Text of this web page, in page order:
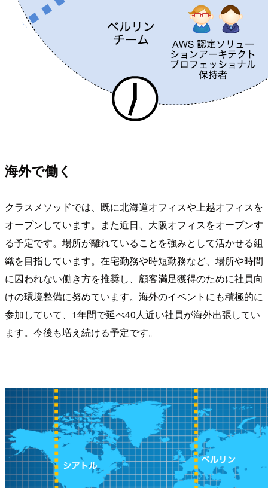
海外で働く
クラスメソッドでは、既に北海道オフィスや上越オフィスを
オープンしています。また近日、大阪オフィスをオープンす
る予定です。場所が離れていることを強みとして活かせる組
織を目指しています。在宅勤務や時短勤務など、場所や時間
に囚われない働き方を推奨し、顧客満足獲得のために社員向
けの環境整備に努めています。海外のイベントにも積極的に
参加していて、1年間で延べ40人近い社員が海外出張してい
ます。今後も増え続ける予定です。